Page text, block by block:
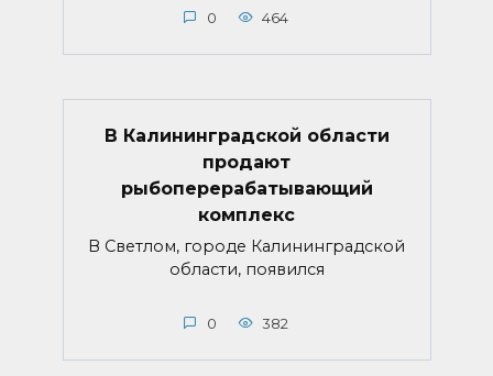
0 464
В Калининградской области
продают
рыбоперерабатывающий
комплекс
В Светлом, городе Калининградской
области, появился
0 382